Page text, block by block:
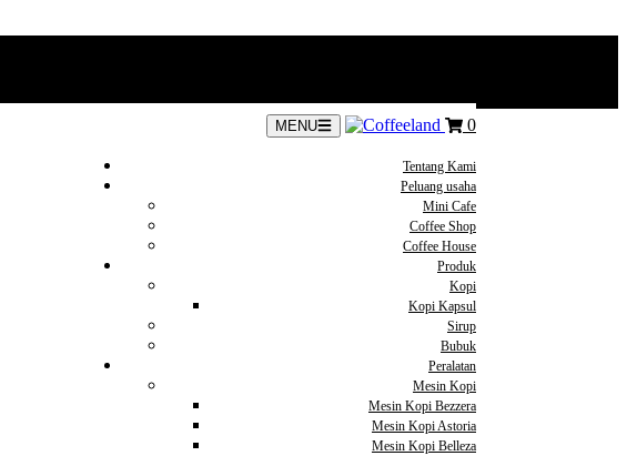
MENU 0
Tentang Kami
Peluang usaha
Mini Cafe
Coffee Shop
Coffee House
Produk
Kopi
Kopi Kapsul
Sirup
Bubuk
Peralatan
Mesin Kopi
Mesin Kopi Bezzera
Mesin Kopi Astoria
Mesin Kopi Belleza